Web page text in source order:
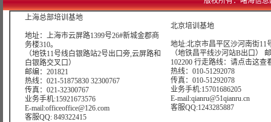
上海总部培训基地
地址：上海市云屏路1399号26#新城金郡商
务楼310。
（地铁11号线白银路站2号出口旁,云屏路和
白银路交叉口）
邮编：201821
热线：021-51875830 32300767
传真：021-32300767
业务手机:15921673576
E-mail:officeoffice@126.com
客服QQ: 849322415
北京培训基地
地址:北京市昌平区沙河南街11
（地铁昌平线沙河站B出口）
102200 行走路线： 请点击这查
热线：010-51292078
传真：010-51292078
业务手机:15701686205
E-mail:qianru@51qianru.cn
客服QQ:1243285887